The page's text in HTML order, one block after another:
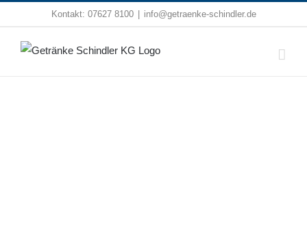
springen
Kontakt: 07627 8100 info@getraenke-schindler.de